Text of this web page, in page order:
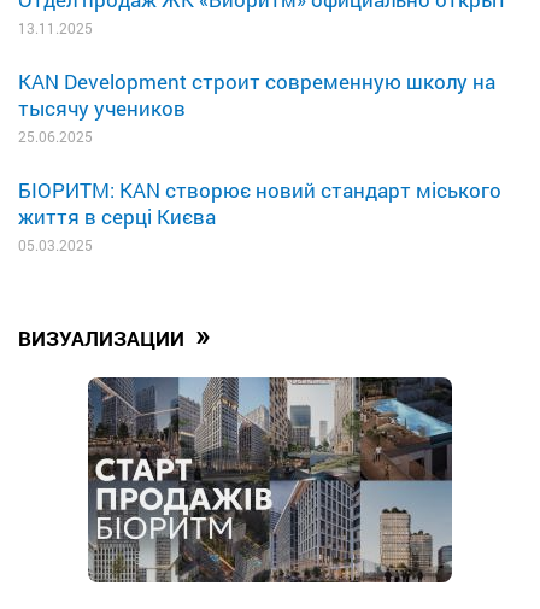
13.11.2025
KAN Development строит современную школу на
тысячу учеников
25.06.2025
БІОРИТМ: KAN створює новий стандарт міського
життя в серці Києва
05.03.2025
ВИЗУАЛИЗАЦИИ »